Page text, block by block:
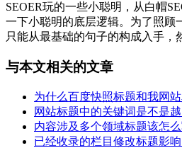
SEOER玩的一些小聪明，从白帽
一下小聪明的底层逻辑。为了照顾
只能从最基础的句子的构成入手，
与本文相关的文章
为什么百度快照标题和我网
网站标题中的关键词是不是
内容涉及多个领域标题该怎么
已经收录的栏目修改标题影